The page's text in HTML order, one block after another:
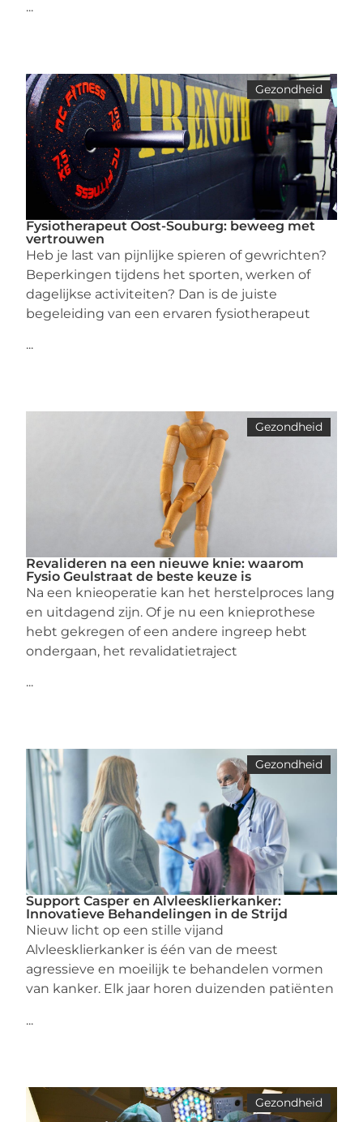
...
Gezondheid
Fysiotherapeut Oost-Souburg: beweeg met
vertrouwen
Heb je last van pijnlijke spieren of gewrichten?
Beperkingen tijdens het sporten, werken of
dagelijkse activiteiten? Dan is de juiste
begeleiding van een ervaren fysiotherapeut
...
Gezondheid
Revalideren na een nieuwe knie: waarom
Fysio Geulstraat de beste keuze is
Na een knieoperatie kan het herstelproces lang
en uitdagend zijn. Of je nu een knieprothese
hebt gekregen of een andere ingreep hebt
ondergaan, het revalidatietraject
...
Gezondheid
Support Casper en Alvleesklierkanker:
Innovatieve Behandelingen in de Strijd
Nieuw licht op een stille vijand
Alvleesklierkanker is één van de meest
agressieve en moeilijk te behandelen vormen
van kanker. Elk jaar horen duizenden patiënten
...
Gezondheid